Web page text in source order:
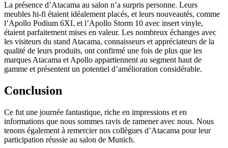
La présence d’Atacama au salon n’a surpris personne. Leurs
meubles hi-fi étaient idéalement placés, et leurs nouveautés, comme
l’Apollo Podium 6XL et l’Apollo Storm 10 avec insert vinyle,
étaient parfaitement mises en valeur. Les nombreux échanges avec
les visiteurs du stand Atacama, connaisseurs et appréciateurs de la
qualité de leurs produits, ont confirmé une fois de plus que les
marques Atacama et Apollo appartiennent au segment haut de
gamme et présentent un potentiel d’amélioration considérable.
Conclusion
Ce fut une journée fantastique, riche en impressions et en
informations que nous sommes ravis de ramener avec nous. Nous
tenons également à remercier nos collègues d’Atacama pour leur
participation réussie au salon de Munich.